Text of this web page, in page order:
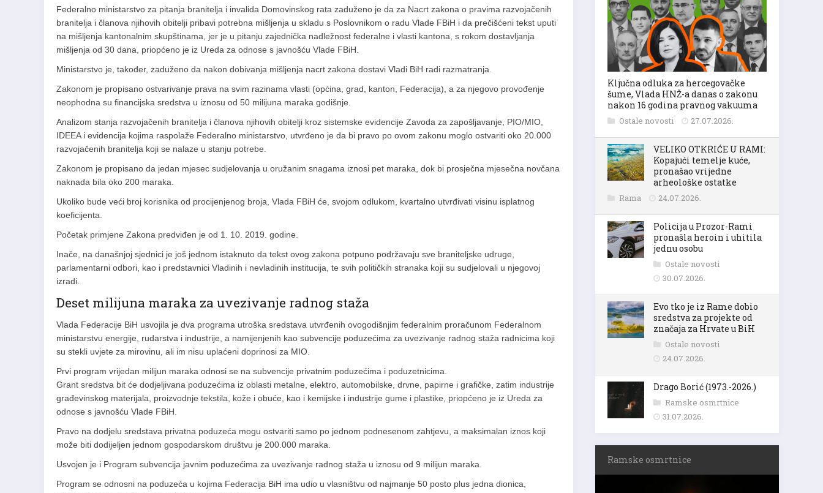
Federalno ministarstvo za pitanja branitelja i invalida Domovinskog rata zaduženo je da za Nacrt zakona o pravima razvojačenih
branitelja i članova njihovih obitelji pribavi potrebna mišljenja u skladu s Poslovnikom o radu Vlade FBiH i da prečišćeni tekst uputi
na mišljenja kantonalnim skupštinama, jer je u pitanju zajednička nadležnost federalne i vlasti kantona, s rokom dostavljanja
mišljenja od 30 dana, priopćeno je iz Ureda za odnose s javnošću Vlade FBiH.
Ministarstvo je, također, zaduženo da nakon dobivanja mišljenja nacrt zakona dostavi Vladi BiH radi razmatranja.
Zakonom je propisano ostvarivanje prava na svim razinama vlasti (općina, grad, kanton, Federacija), a za njegovo provođenje
neophodna su financijska sredstva u iznosu od 50 milijuna maraka godišnje.
Analizom stanja razvojačenih branitelja i članova njihovih obitelji kroz sistemske evidencije Zavoda za zapošljavanje, PIO/MIO,
IDEEA i evidencija kojima raspolaže Federalno ministarstvo, utvrđeno je da bi pravo po ovom zakonu moglo ostvariti oko 20.000
razvojačenih branitelja koji se nalaze u stanju potrebe.
Zakonom je propisano da jedan mjesec sudjelovanja u oružanim snagama iznosi pet maraka, dok bi prosječna mjesečna novčana
naknada bila oko 200 maraka.
Ukoliko bude veći broj korisnika od procijenjenog broja, Vlada FBiH će, svojom odlukom, kvartalno utvrđivati visinu isplatnog
koeficijenta.
Početak primjene Zakona predviđen je od 1. 10. 2019. godine.
Inače, na današnjoj sjednici je još jednom istaknuto da tekst ovog zakona potpuno podržavaju sve braniteljske udruge,
parlamentarni odbori, kao i predstavnici Vladinih i nevladinih institucija, te svih političkih stranaka koji su sudjelovali u njegovoj
izradi.
Deset milijuna maraka za uvezivanje radnog staža
Vlada Federacije BiH usvojila je dva programa utroška sredstava utvrđenih ovogodišnjim federalnim proračunom Federalnom
ministarstvu energije, rudarstva i industrije, a namijenjenih kao subvencije poduzećima za uvezivanje radnog staža radnicima koji
su stekli uvjete za mirovinu, ali im nisu uplaćeni doprinosi za MIO.
Prvi program vrijedan milijun maraka odnosi se na subvencije privatnim poduzećima i poduzetnicima.
Grant sredstva bit će dodjeljivana poduzećima iz oblasti metalne, elektro, automobilske, drvne, papirne i grafičke, zatim industrije
građevinskog materijala, proizvodnje tekstila, kože i obuće, kao i kemijske i industrije gume i plastike, priopćeno je iz Ureda za
odnose s javnošću Vlade FBiH.
Pravo na dodjelu sredstava privatna poduzeća mogu ostvariti samo po jednom podnesenom zahtjevu, a maksimalan iznos koji
može biti dodijeljen jednom gospodarskom društvu je 200.000 maraka.
Usvojen je i Program subvencija javnim poduzećima za uvezivanje radnog staža u iznosu od 9 milijun maraka.
Program se odnosni na poduzeća u kojima Federacija BiH ima udio u vlasništvu od najmanje 50 posto plus jedna dionica,
Ključna odluka za hercegovačke
šume, Vlada HNŽ-a danas o zakonu
nakon 16 godina pravnog vakuuma
Ostale novosti 27.07.2026.
VELIKO OTKRIĆE U RAMI:
Kopajući temelje kuće,
pronašao vrijedne
arheološke ostatke
Rama 24.07.2026.
Policija u Prozor-Rami
pronašla heroin i uhitila
jednu osobu
Ostale novosti
30.07.2026.
Evo tko je iz Rame dobio
sredstva za projekte od
značaja za Hrvate u BiH
Ostale novosti
24.07.2026.
Drago Borić (1973.-2026.)
Ramske osmrtnice
31.07.2026.
Ramske osmrtnice